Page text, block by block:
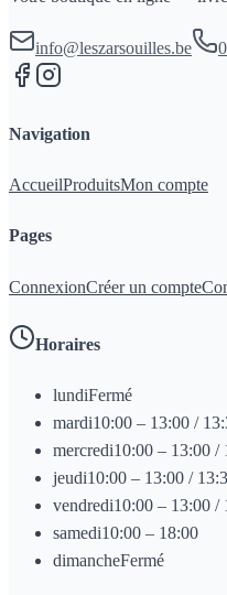
info@leszarsouilles.be
Navigation
AccueilProduitsMon compte
Pages
ConnexionCréer un compte
Horaires
lundiFermé
mardi10:00 – 13:00 /
mercredi10:00 – 13:00 /
jeudi10:00 – 13:00 /
vendredi10:00 – 13:00 /
samedi10:00 – 18:00
dimancheFermé